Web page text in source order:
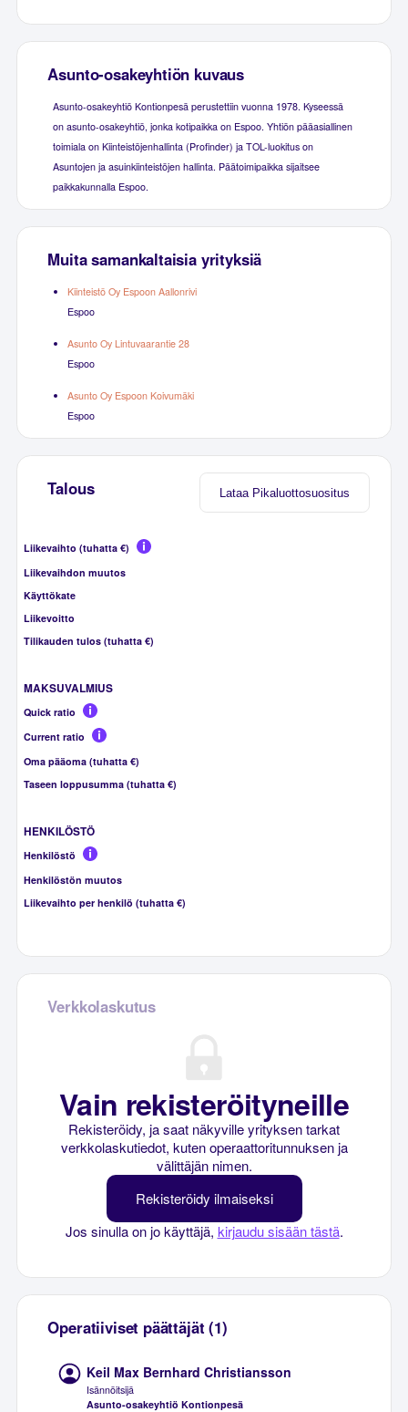
Asunto-osakeyhtiön kuvaus
Asunto-osakeyhtiö Kontionpesä perustettiin vuonna 1978. Kyseessä
on asunto-osakeyhtiö, jonka kotipaikka on Espoo. Yhtiön pääasiallinen
toimiala on Kiinteistöjenhallinta (Profinder) ja TOL-luokitus on
Asuntojen ja asuinkiinteistöjen hallinta. Päätoimipaikka sijaitsee
paikkakunnalla Espoo.
Muita samankaltaisia yrityksiä
Kiinteistö Oy Espoon Aallonrivi
Espoo
Asunto Oy Lintuvaarantie 28
Espoo
Asunto Oy Espoon Koivumäki
Espoo
Lataa Pikaluottosuositus
Talous
Liikevaihto (tuhatta €)
Liikevaihdon muutos
Käyttökate
Liikevoitto
Tilikauden tulos (tuhatta €)
MAKSUVALMIUS
Quick ratio
Current ratio
Oma pääoma (tuhatta €)
Taseen loppusumma (tuhatta €)
HENKILÖSTÖ
Henkilöstö
Henkilöstön muutos
Liikevaihto per henkilö (tuhatta €)
Verkkolaskutus
Vain rekisteröityneille
Rekisteröidy, ja saat näkyville yrityksen tarkat
verkkolaskutiedot, kuten operaattoritunnuksen ja
välittäjän nimen.
Rekisteröidy ilmaiseksi
Jos sinulla on jo käyttäjä, kirjaudu sisään tästä.
Operatiiviset päättäjät (1)
Keil Max Bernhard Christiansson
Isännöitsijä
Asunto-osakeyhtiö Kontionpesä